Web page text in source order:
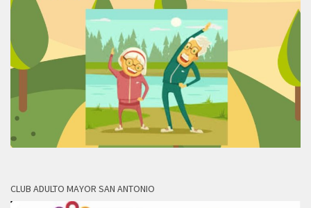
CLUB ADULTO MAYOR SAN ANTONIO